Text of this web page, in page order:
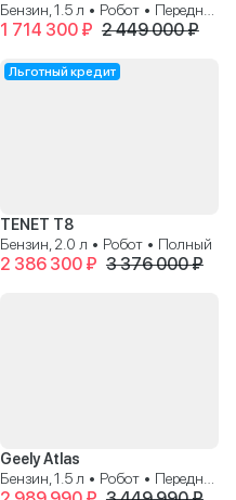
1 714 300 ₽ 2 449 000 ₽
Льготный кредит
TENET T8
Бензин, 2.0 л • Робот • Полный
2 386 300 ₽ 3 376 000 ₽
Geely Atlas